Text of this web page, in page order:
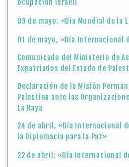
ocupación israelí
03 de mayo: «Día Mundial de la
01 de mayo, «Día Internacional
Comunicado del Ministerio de
Expatriados del Estado de
Declaración de la Misión
Palestina ante las
La Haya
24 de abril, «Día Internacional
la Diplomacia para la Paz»
22 de abril: «Día Internacional